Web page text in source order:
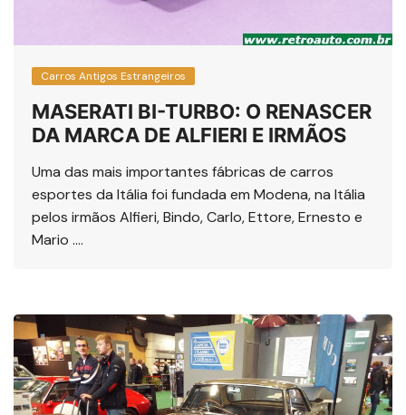
Carros Antigos Estrangeiros
MASERATI BI-TURBO: O RENASCER
DA MARCA DE ALFIERI E IRMÃOS
Uma das mais importantes fábricas de carros
esportes da Itália foi fundada em Modena, na Itália
pelos irmãos Alfieri, Bindo, Carlo, Ettore, Ernesto e
Mario ….